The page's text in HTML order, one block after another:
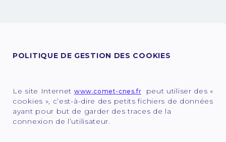
POLITIQUE DE GESTION DES COOKIES
Le site Internet www.comet-cnes.fr
peut utiliser des «
cookies », c’est-à-dire des petits fichiers de données
ayant pour but de garder des traces de la
connexion de l’utilisateur.